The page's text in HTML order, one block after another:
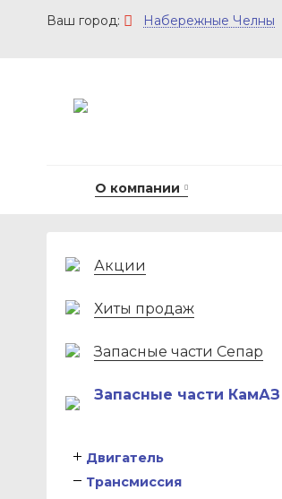
Набережные Челны
О компании
Акции
Хиты продаж
Запасные части Сепар
Запасные части КамАЗ
Двигатель
Трансмиссия